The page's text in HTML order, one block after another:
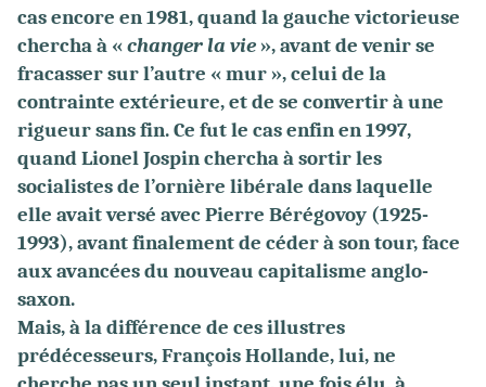
cas encore en 1981, quand la gauche victorieuse
chercha à «changer la vie », avant de venir se
fracasser sur l’autre « mur », celui de la
contrainte extérieure, et de se convertir à une
rigueur sans fin. Ce fut le cas enfin en 1997,
quand Lionel Jospin chercha à sortir les
socialistes de l’ornière libérale dans laquelle
elle avait versé avec Pierre Bérégovoy (1925-
1993), avant finalement de céder à son tour, face
aux avancées du nouveau capitalisme anglo-
saxon.
Mais, à la différence de ces illustres
prédécesseurs, François Hollande, lui, ne